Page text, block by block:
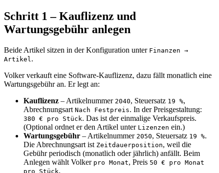
Schritt 1 – Kauflizenz und
Wartungsgebühr anlegen
Beide Artikel sitzen in der Konfiguration unter Finanzen →
Artikel .
Volker verkauft eine Software-Kauflizenz, dazu fällt monatlich eine
Wartungsgebühr an. Er legt an:
Kauflizenz – Artikelnummer 2040, Steuersatz 19 %,
Abrechnungsart Nach Festpreis. In der Preisgestaltung:
380 € pro Stück. Das ist der einmalige Verkaufspreis.
(Optional ordnet er den Artikel unter Lizenzen ein.)
Wartungsgebühr – Artikelnummer 2050, Steuersatz 19 %.
Die Abrechnungsart ist Zeitdauerposition, weil die
Gebühr periodisch (monatlich oder jährlich) anfällt. Beim
Anlegen wählt Volker pro Monat, Preis 50 € pro Monat
pro Stück.